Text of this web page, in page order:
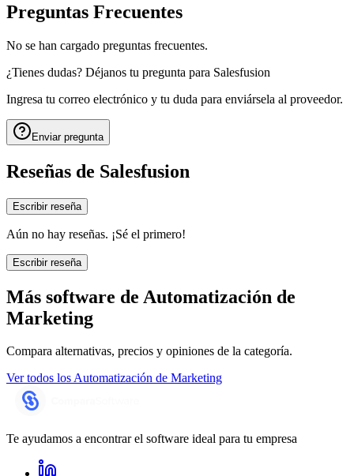
Preguntas Frecuentes
No se han cargado preguntas frecuentes.
¿Tienes dudas? Déjanos tu pregunta para Salesfusion
Ingresa tu correo electrónico y tu duda para enviársela al proveedor.
Enviar pregunta
Reseñas de Salesfusion
Escribir reseña
Aún no hay reseñas. ¡Sé el primero!
Escribir reseña
Más software de Automatización de
Marketing
Compara alternativas, precios y opiniones de la categoría.
Ver todos losAutomatización de Marketing
Te ayudamos a encontrar el software ideal para tu empresa